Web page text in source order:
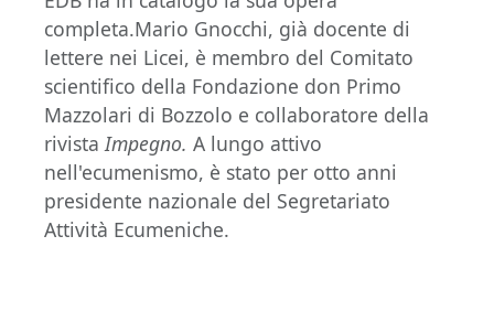
completa.Mario Gnocchi, già docente di
lettere nei Licei, è membro del Comitato
scientifico della Fondazione don Primo
Mazzolari di Bozzolo e collaboratore della
rivista Impegno. A lungo attivo
nell'ecumenismo, è stato per otto anni
presidente nazionale del Segretariato
Attività Ecumeniche.